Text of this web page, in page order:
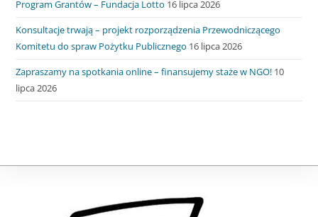
Program Grantów – Fundacja Lotto 16 lipca 2026
Konsultacje trwają – projekt rozporządzenia Przewodniczącego
Komitetu do spraw Pożytku Publicznego 16 lipca 2026
Zapraszamy na spotkania online – finansujemy staże w NGO! 10
lipca 2026